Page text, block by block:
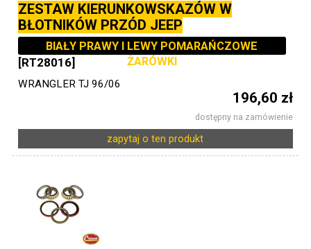
ZESTAW KIERUNKOWSKAZÓW W
BŁOTNIKÓW PRZÓD JEEP
BIAŁY PRAWY I LEWY POMARAŃCZOWE
ŻARÓWKI
[RT28016]
WRANGLER TJ 96/06
196,60 zł
dostępny na zamówienie
zapytaj o ten produkt